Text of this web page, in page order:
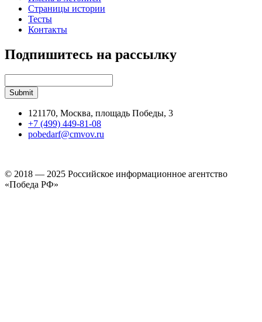
Страницы истории
Тесты
Контакты
Подпишитесь на рассылку
121170, Москва, площадь Победы, 3
+7 (499) 449-81-08
pobedarf@cmvov.ru
© 2018 — 2025 Российское информационное агентство
«Победа РФ»